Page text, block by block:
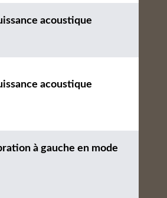
acoustique
acoustique
à gauche en mode